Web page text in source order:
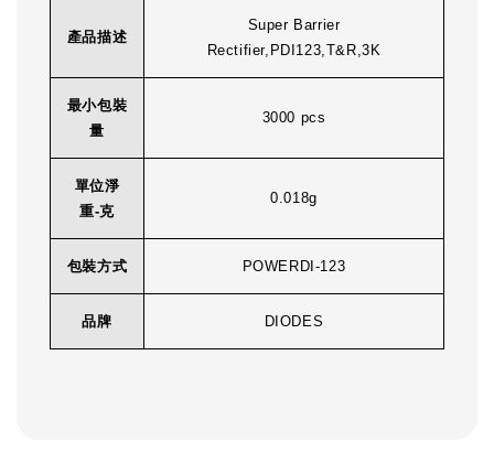
產品描述
Super Barrier
Rectifier,PDI123,T&R,3K
最小包裝
量
3000 pcs
單位淨
重-克
0.018g
包裝方式 POWERDI-123
品牌 DIODES